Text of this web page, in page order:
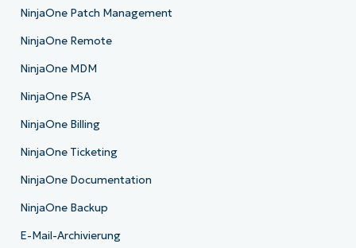
NinjaOne Patch Management
NinjaOne Remote
NinjaOne MDM
NinjaOne PSA
NinjaOne Billing
NinjaOne Ticketing
NinjaOne Documentation
NinjaOne Backup
E-Mail-Archivierung